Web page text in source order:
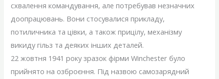
схвалення командування, але потребував незначних
доопрацювань. Вони стосувалися прикладу,
потиличника та цівки, а також прицілу, механізму
викиду гільз та деяких інших деталей.
22 жовтня 1941 року зразок фірми Winchester було
прийнято на озброєння. Під назвою самозарядний